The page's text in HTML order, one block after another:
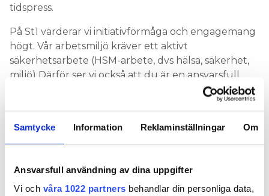
Samtycke Information Reklaminställningar Om
Ansvarsfull användning av dina uppgifter
Vi och våra 1022 partners behandlar din personliga data,
tidspress.
På St1 värderar vi initiativförmåga och engagemang
högt. Vår arbetsmiljö kräver ett aktivt
säkerhetsarbete (HSM-arbete, dvs hälsa, säkerhet,
miljö) Därför ser vi också att du är en ansvarsfull
person som alltid strävar efter att förbättra din och
Du kommer att ha mycket kontakt med andra
personer inom företaget, därför är det viktigt att du
som skrift. För arbetet krävs även att du har B-
körkort då arbete utförs både inom och utom